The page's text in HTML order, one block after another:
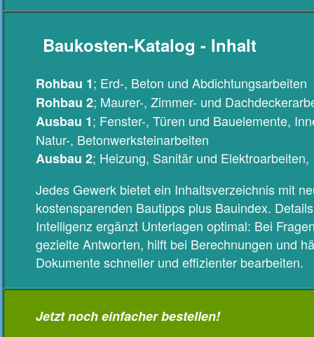
Baukosten-Katalog - Inhalt
Rohbau 1; Erd-, Beton und Abdichtungsarbeiten
Rohbau 2; Maurer-, Zimmer- und
Ausbau 1; Fenster-, Türen und Bauelemente,
Natur-, Betonwerksteinarbeiten
Ausbau 2; Heizung, Sanitär und Elektroarbeiten,
Jedes Gewerk bietet ein Inhaltsverzeichnis mit
kostensparenden Bautipps plus Bauindex.
Intelligenz ergänzt Unterlagen optimal: Bei
gezielte Antworten, hilft bei Berechnungen und
Dokumente schneller und effizienter bearbeiten.
Jetzt noch einfacher bestellen!